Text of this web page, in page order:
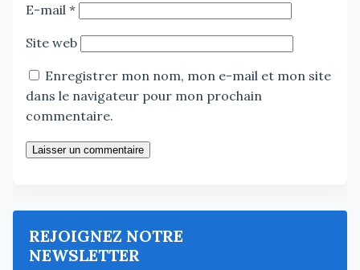
E-mail *
Site web
Enregistrer mon nom, mon e-mail et mon site
dans le navigateur pour mon prochain
commentaire.
Laisser un commentaire
REJOIGNEZ NOTRE
NEWSLETTER